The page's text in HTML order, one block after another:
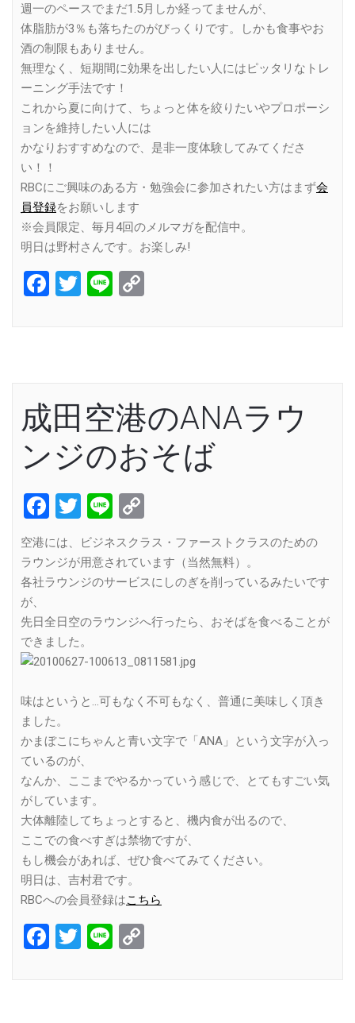
週一のペースでまだ1.5月しか経ってませんが、
体脂肪が3％も落ちたのがびっくりです。しかも食事やお
酒の制限もありません。
無理なく、短期間に効果を出したい人にはピッタリなトレ
ーニング手法です！
これから夏に向けて、ちょっと体を絞りたいやプロポーシ
ョンを維持したい人には
かなりおすすめなので、是非一度体験してみてくださ
い！！
RBCにご興味のある方・勉強会に参加されたい方はまず会
員登録をお願いします
※会員限定、毎月4回のメルマガを配信中。
明日は野村さんです。お楽しみ!
Facebook
Twitter
Line
成田空港のANAラウ
ンジのおそば
Facebook
Twitter
Line
Link
空港には、ビジネスクラス・ファーストクラスのための
ラウンジが用意されています（当然無料）。
各社ラウンジのサービスにしのぎを削っているみたいです
が、
先日全日空のラウンジへ行ったら、おそばを食べることが
できました。
味はというと…可もなく不可もなく、普通に美味しく頂き
ました。
かまぼこにちゃんと青い文字で「ANA」という文字が入っ
ているのが、
なんか、ここまでやるかっていう感じで、とてもすごい気
がしています。
大体離陸してちょっとすると、機内食が出るので、
ここでの食べすぎは禁物ですが、
もし機会があれば、ぜひ食べてみてください。
明日は、吉村君です。
RBCへの会員登録はこちら
Facebook
Twitter
Line